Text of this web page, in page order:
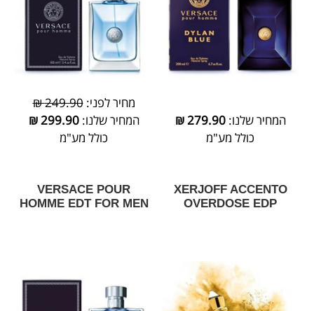
המחיר שלנו:279.90
₪
כולל מע"מ
מחיר לפני:249.90 ₪
המחיר שלנו:299.90
₪
כולל מע"מ
XERJOFF ACCENTO
OVERDOSE EDP
VERSACE POUR
HOMME EDT FOR MEN